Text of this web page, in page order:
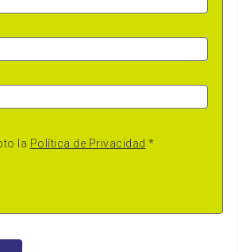
la Política de Privacidad *